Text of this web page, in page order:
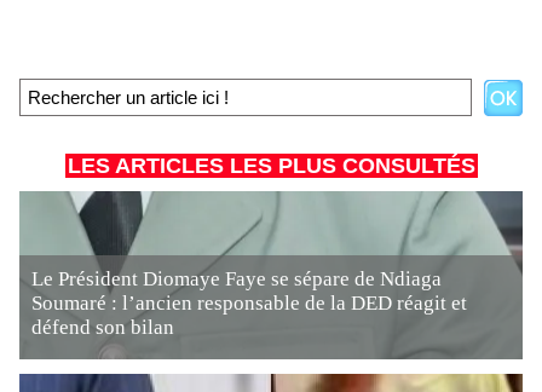
LES ARTICLES LES PLUS CONSULTÉS
Le Président Diomaye Faye se sépare de Ndiaga
Soumaré : l’ancien responsable de la DED réagit et
défend son bilan